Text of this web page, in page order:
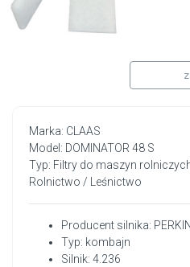
Marka: CLAAS
Model: DOMINATOR 48 S
Typ: Filtry do maszyn
Rolnictwo / Leśnictwo
Producent silnika:
Typ: kombajn
Silnik: 4.236